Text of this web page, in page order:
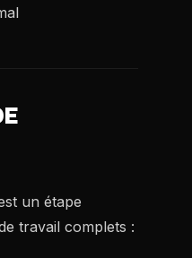
un étape
travail complets :